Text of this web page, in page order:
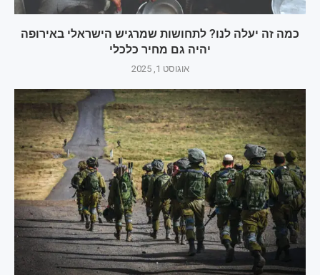
כמה זה יעלה לנו? לתחושות שמרגיש הישראלי באירופה
יהיה גם מחיר כלכלי
אוגוסט 1, 2025